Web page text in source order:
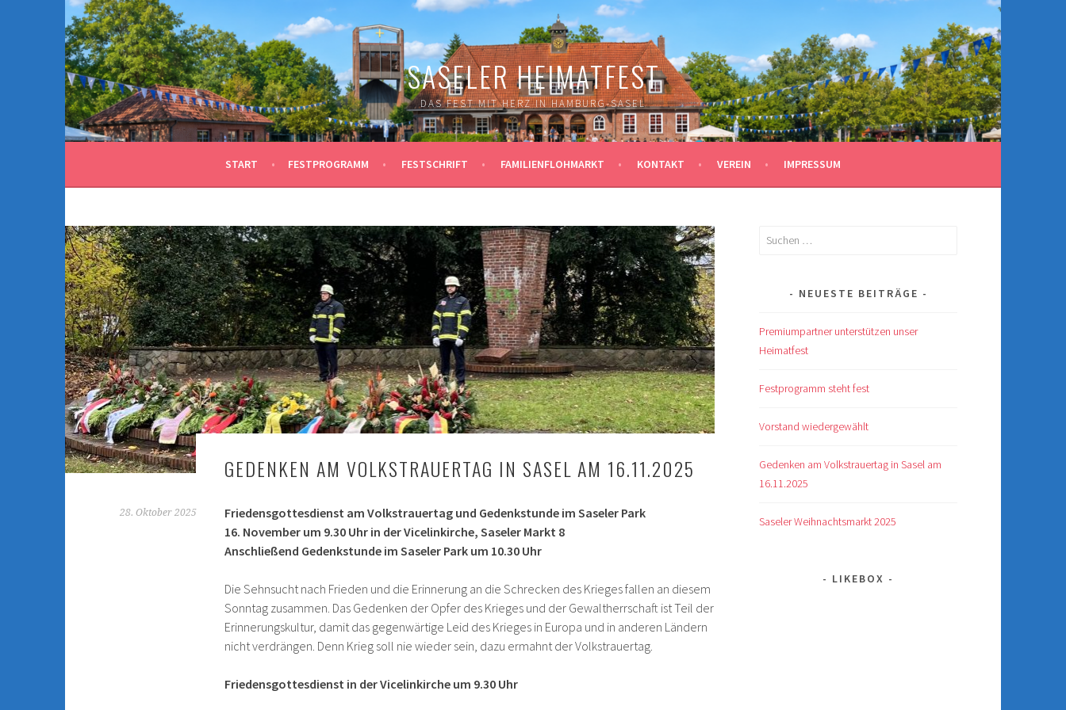
Springe
zum
Inhalt
SASELER HEIMATFEST
DAS FEST MIT HERZ IN HAMBURG-SASEL
START FESTPROGRAMM FESTSCHRIFT FAMILIENFLOHMARKT KONTAKT VEREIN IMPRESSUM
GEDENKEN AM VOLKSTRAUERTAG IN SASEL AM 16.11.2025
28. Oktober 2025
Friedensgottesdienst am Volkstrauertag und Gedenkstunde im Saseler Park
16. November um 9.30 Uhr in der Vicelinkirche, Saseler Markt 8
Anschließend Gedenkstunde im Saseler Park um 10.30 Uhr
Die Sehnsucht nach Frieden und die Erinnerung an die Schrecken des Krieges fallen an diesem
Sonntag zusammen. Das Gedenken der Opfer des Krieges und der Gewaltherrschaft ist Teil der
Erinnerungskultur, damit das gegenwärtige Leid des Krieges in Europa und in anderen Ländern
nicht verdrängen. Denn Krieg soll nie wieder sein, dazu ermahnt der Volkstrauertag.
Friedensgottesdienst in der Vicelinkirche um 9.30 Uhr
Suchen
NEUESTE BEITRÄGE
Premiumpartner unterstützen unser
Heimatfest
Festprogramm steht fest
Vorstand wiedergewählt
Gedenken am Volkstrauertag in Sasel am
16.11.2025
Saseler Weihnachtsmarkt 2025
LIKEBOX